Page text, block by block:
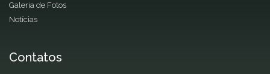
Galeria de Fotos
Notícias
Contatos